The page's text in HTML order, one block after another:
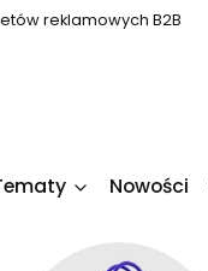
reklamowych B2B
Nowości